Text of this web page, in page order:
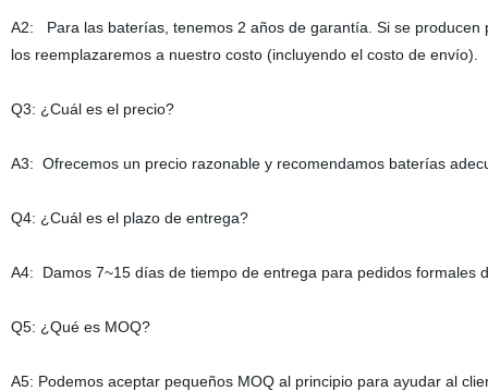
A2: Para las baterías, tenemos 2 años de garantía. Si se
los reemplazaremos a nuestro costo (incluyendo el costo de envío).
Q3: ¿Cuál es el precio?
A3: Ofrecemos un precio razonable y recomendamos baterías
Q4: ¿Cuál es el plazo de entrega?
A4: Damos 7~15 días de tiempo de entrega para pedidos formales
Q5: ¿Qué es MOQ?
A5: Podemos aceptar pequeños MOQ al principio para ayudar al